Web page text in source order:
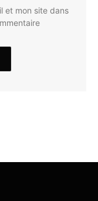
et mon site dans